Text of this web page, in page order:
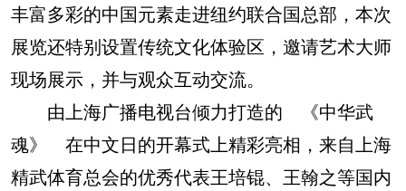
丰富多彩的中国元素走进纽约联合国总部，本次
展览还特别设置传统文化体验区，邀请艺术大师
现场展示，并与观众互动交流。
由上海广播电视台倾力打造的 《中华武
魂》 在中文日的开幕式上精彩亮相，来自上海
精武体育总会的优秀代表王培锟、王翰之等国内